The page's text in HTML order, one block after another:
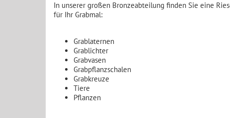
In unserer großen Bronzeabteilung finden Sie eine
für Ihr Grabmal:
Grablaternen
Grablichter
Grabvasen
Grabpflanzschalen
Grabkreuze
Tiere
Pflanzen